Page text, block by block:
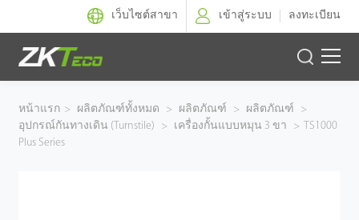
เว็บไซต์สาขา เข้าสู่ระบบ ลงทะเบียน
ผลิตภัณฑ์
โซลูชั่นของเรา
หน้าแรก > ผลิตภัณฑ์ทั้งหมด > ผลิตภัณฑ์ > ผลิตภัณฑ์
>
อุปกรณ์กันทางเดิน (Turnstile)
> เครื่องกั้นแบบหมุน 3 ขา > TS1000
Plus Series